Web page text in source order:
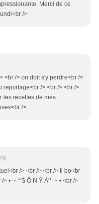
Merci de ce
/>
<br /> on doit s'y perdre<br />
reportage<br /> <br /> <br />
les recettes de mes
/>
/> <br /> <br /> ti bo<br
•-~·*'Ś Ő Ń Ŷ Á'*·~-• <br />